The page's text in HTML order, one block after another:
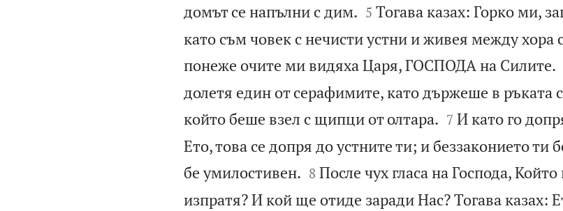
домът се напълни с дим.
5 Тогава казах: Горко ми,
като съм човек с нечисти устни и живея между хора
понеже очите ми видяха Царя, ГОСПОДА на Силите.
долетя един от серафимите, като държеше в ръката
който беше взел с щипци от олтара.
7 И като го
Ето, това се допря до устните ти; и беззаконието ти
бе умилостивен.
8 После чух гласа на Господа,
изпратя? И кой ще отиде заради Нас? Тогава казах: